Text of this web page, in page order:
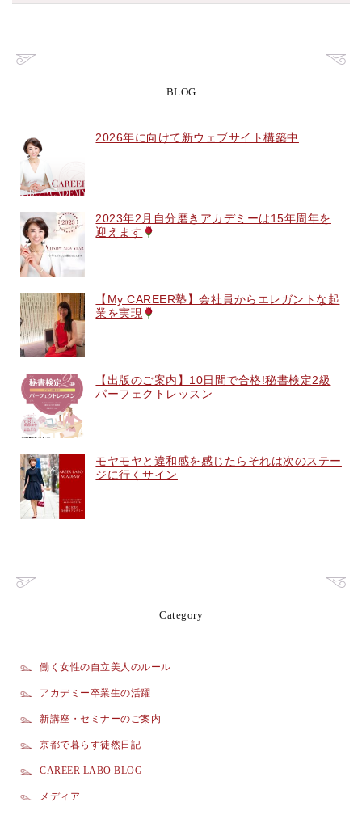
BLOG
2026年に向けて新ウェブサイト構築中
2023年2月自分磨きアカデミーは15年周年を
迎えます
【My CAREER塾】会社員からエレガントな起
業を実現
【出版のご案内】10日間で合格!秘書検定2級
パーフェクトレッスン
モヤモヤと違和感を感じたらそれは次のステー
ジに行くサイン
Category
働く女性の自立美人のルール
アカデミー卒業生の活躍
新講座・セミナーのご案内
京都で暮らす徒然日記
CAREER LABO BLOG
メディア